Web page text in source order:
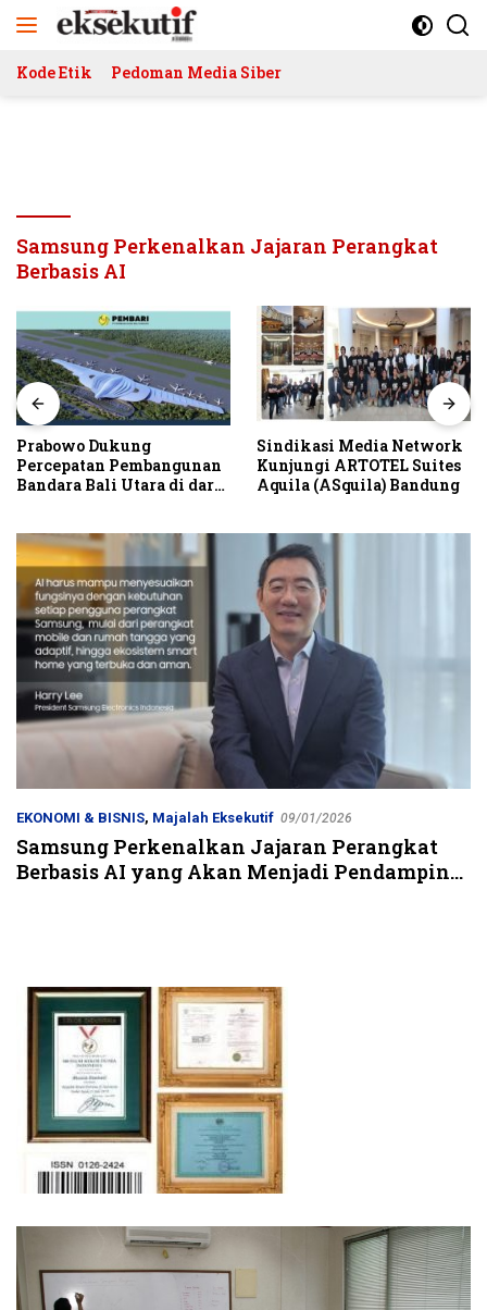
Kode Etik Pedoman Media Siber
Samsung Perkenalkan Jajaran Perangkat
Berbasis AI
Prabowo Dukung
Percepatan Pembangunan
Bandara Bali Utara di darat
Sindikasi Media Network
Kunjungi ARTOTEL Suites
Aquila (ASquila) Bandung
EKONOMI & BISNIS, Majalah Eksekutif 09/01/2026
Samsung Perkenalkan Jajaran Perangkat
Berbasis AI yang Akan Menjadi Pendamping